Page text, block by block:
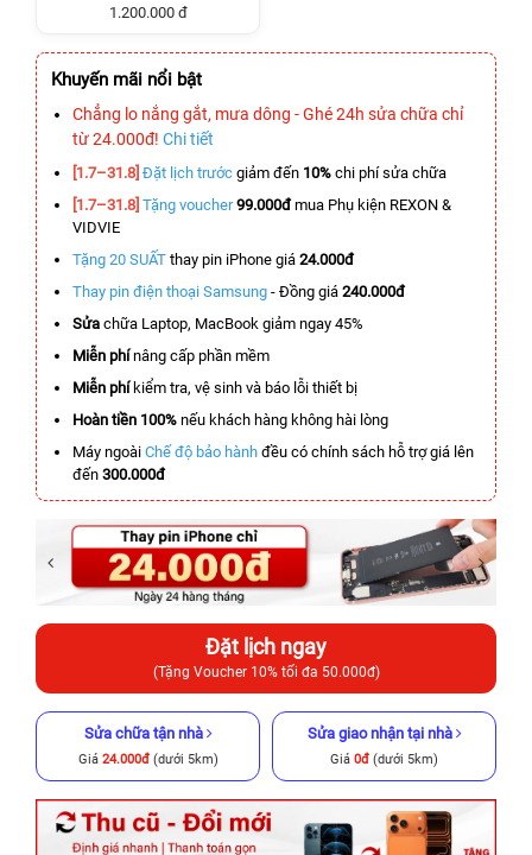
1.200.000 đ
Khuyến mãi nổi bật
Chẳng lo nắng gắt, mưa dông - Ghé 24h sửa chữa chỉ
từ 24.000đ! Chi tiết
[1.7–31.8] Đặt lịch trước giảm đến 10% chi phí sửa chữa
[1.7–31.8] Tặng voucher 99.000đmua Phụ kiện REXON &
VIDVIE
Tặng 20 SUẤT thay pin iPhone giá 24.000đ
Thay pin điện thoại Samsung - Đồng giá 240.000đ
Sửa chữa Laptop, MacBook giảm ngay 45%
Miễn phínâng cấp phần mềm
Miễn phíkiểm tra, vệ sinh và báo lỗi thiết bị
Hoàn tiền 100% nếu khách hàng không hài lòng
Máy ngoài Chế độ bảo hành đều có chính sách hỗ trợ giá lên
đến 300.000đ
Đặt lịch ngay
(Tặng Voucher 10% tối đa 50.000đ)
Sửa chữa tận nhà
Giá 24.000đ(dưới 5km)
Sửa giao nhận tại nhà
Giá 0đ (dưới 5km)